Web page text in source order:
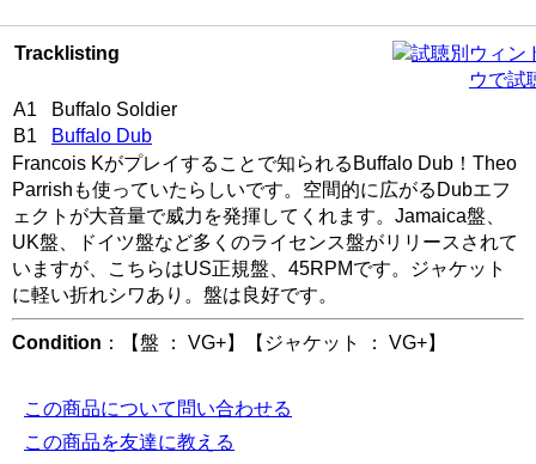
Tracklisting
別ウィン
ウで試
A1 Buffalo Soldier
B1
Buffalo Dub
Francois Kがプレイすることで知られるBuffalo Dub！Theo
Parrishも使っていたらしいです。空間的に広がるDubエフ
ェクトが大音量で威力を発揮してくれます。Jamaica盤、
UK盤、ドイツ盤など多くのライセンス盤がリリースされて
いますが、こちらはUS正規盤、45RPMです。ジャケット
に軽い折れシワあり。盤は良好です。
Condition ：【盤 ： VG+】【ジャケット ： VG+】
この商品について問い合わせる
この商品を友達に教える